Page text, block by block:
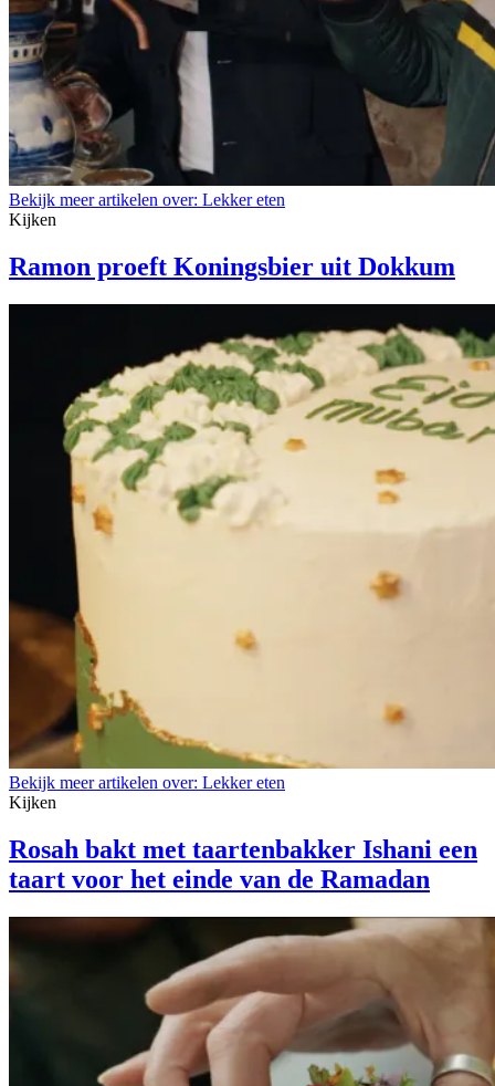
Bekijk meer artikelen over: Lekker eten
Kijken
Ramon proeft Koningsbier uit Dokkum
Bekijk meer artikelen over: Lekker eten
Kijken
Rosah bakt met taartenbakker Ishani een
taart voor het einde van de Ramadan